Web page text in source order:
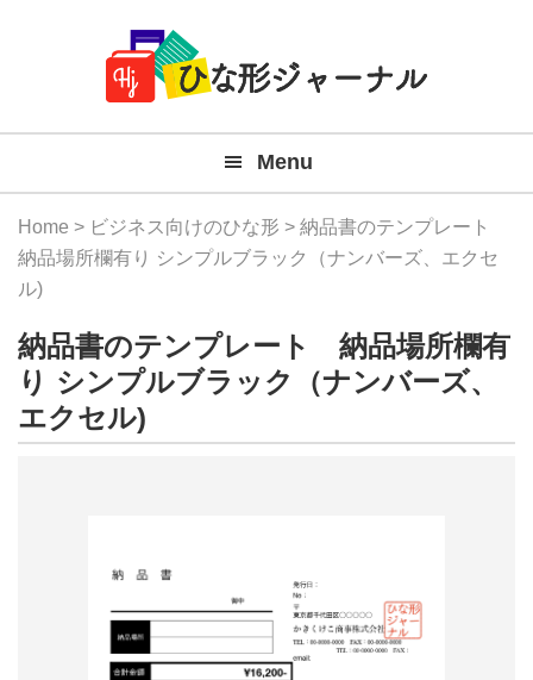
Navigation
料
テ
プ
レ
ト
(Mac
Menu
Home > ビジネス向けのひな形 > 納品書のテンプレート
納品場所欄有り シンプルブラック（ナンバーズ、エクセ
ル)
納品書のテンプレート 納品場所欄有
り シンプルブラック（ナンバーズ、
エクセル)